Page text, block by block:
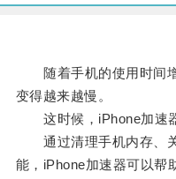
随着手机的使用时间增
变得越来越慢。
这时候，iPhone加速器
通过清理手机内存、关
能，iPhone加速器可以帮